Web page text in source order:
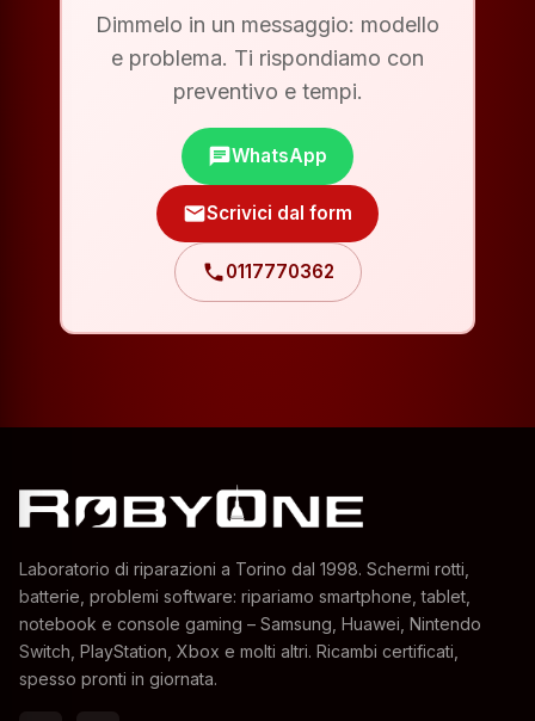
Dimmelo in un messaggio: modello
e problema. Ti rispondiamo con
preventivo e tempi.
chatWhatsApp
mailScrivici dal form
phone0117770362
Laboratorio di riparazioni a Torino dal 1998. Schermi rotti,
batterie, problemi software: ripariamo smartphone, tablet,
notebook e console gaming – Samsung, Huawei, Nintendo
Switch, PlayStation, Xbox e molti altri. Ricambi certificati,
spesso pronti in giornata.